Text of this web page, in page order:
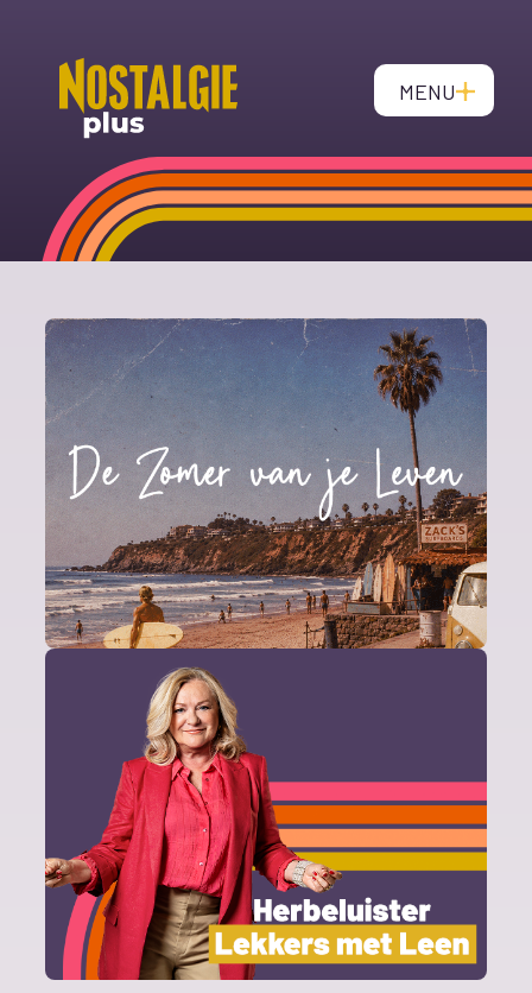
MENU
CLOSE